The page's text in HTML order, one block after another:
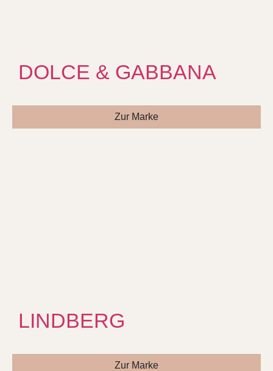
DOLCE & GABBANA
Zur Marke
LINDBERG
Zur Marke